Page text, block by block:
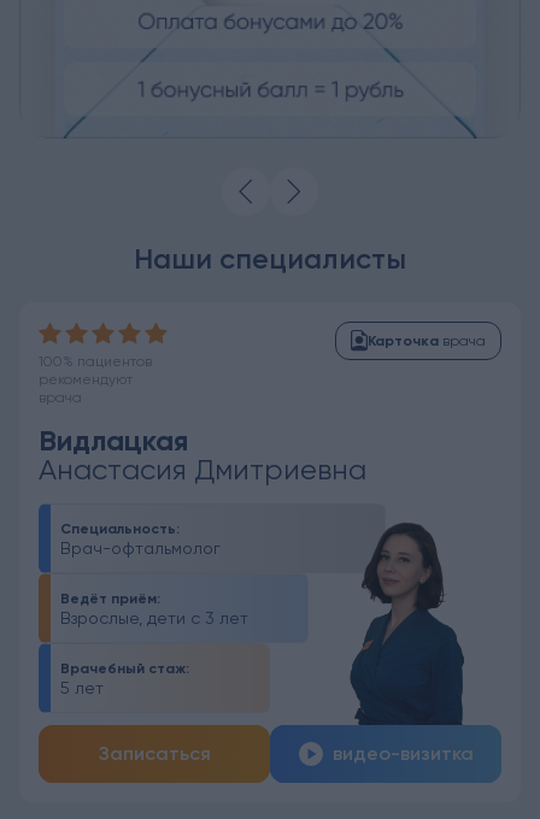
Наши специалисты
100% пациентов
рекомендуют
врача
Карточка врача
Видлацкая
Анастасия Дмитриевна
Специальность:
Врач-офтальмолог
Ведёт приём:
Взрослые, дети с 3 лет
Врачебный стаж:
5 лет
Записаться видео-визитка